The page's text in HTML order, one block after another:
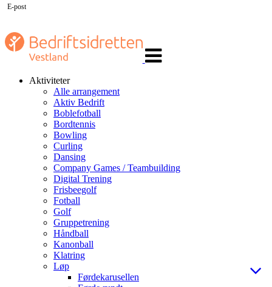
navigasjon
Aktiviteter
Alle arrangement
Aktiv Bedrift
Boblefotball
Bordtennis
Bowling
Curling
Dansing
Company Games / Teambuilding
Digital Trening
Frisbeegolf
Fotball
Golf
Gruppetrening
Håndball
Kanonball
Klatring
Løp
Førdekarusellen
E-post